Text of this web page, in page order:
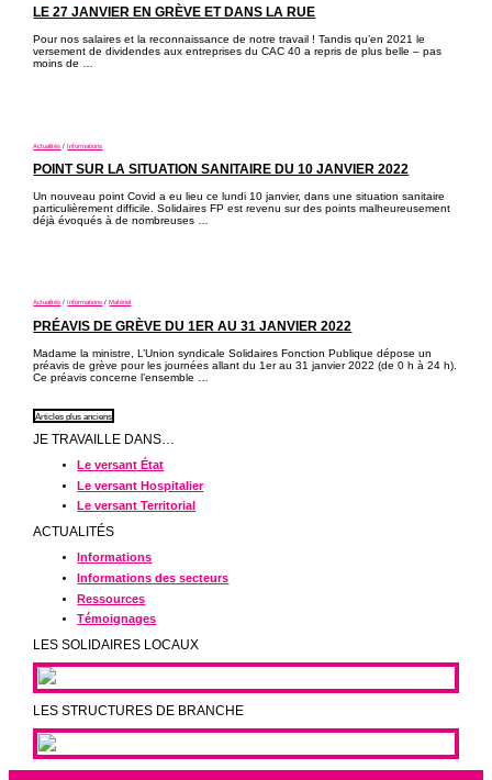
LE 27 JANVIER EN GRÈVE ET DANS LA RUE
Pour nos salaires et la reconnaissance de notre travail ! Tandis qu’en 2021 le
versement de dividendes aux entreprises du CAC 40 a repris de plus belle – pas
moins de …
Actualités /Informations
POINT SUR LA SITUATION SANITAIRE DU 10 JANVIER 2022
Un nouveau point Covid a eu lieu ce lundi 10 janvier, dans une situation sanitaire
particulièrement difficile. Solidaires FP est revenu sur des points malheureusement
déjà évoqués à de nombreuses …
Actualités /Informations /Matériel
PRÉAVIS DE GRÈVE DU 1ER AU 31 JANVIER 2022
Madame la ministre, L’Union syndicale Solidaires Fonction Publique dépose un
préavis de grève pour les journées allant du 1er au 31 janvier 2022 (de 0 h à 24 h).
Ce préavis concerne l’ensemble …
NAVIGATION
DES
Articles plus anciens
JE TRAVAILLE DANS…
Le versant État
Le versant Hospitalier
Le versant Territorial
ACTUALITÉS
Informations
Informations des secteurs
Ressources
Témoignages
LES SOLIDAIRES LOCAUX
LES STRUCTURES DE BRANCHE